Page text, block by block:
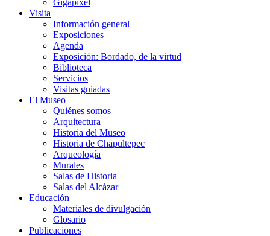
Gigapixel
Visita
Información general
Exposiciones
Agenda
Exposición: Bordado, de la virtud
Biblioteca
Servicios
Visitas guiadas
El Museo
Quiénes somos
Arquitectura
Historia del Museo
Historia de Chapultepec
Arqueología
Murales
Salas de Historia
Salas del Alcázar
Educación
Materiales de divulgación
Glosario
Publicaciones